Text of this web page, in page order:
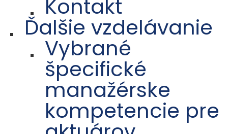
Kontakt
Ďalšie vzdelávanie
Vybrané
špecifické
manažérske
kompetencie pre